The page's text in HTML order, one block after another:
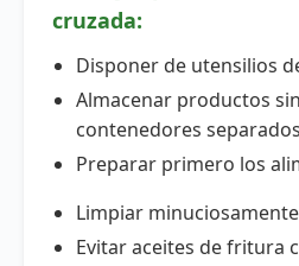
cruzada:
Disponer de utensilios
Almacenar productos
contenedores separados
Preparar primero los
Limpiar
Evitar aceites de fritura